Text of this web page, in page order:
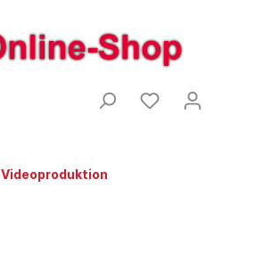
Videoproduktion